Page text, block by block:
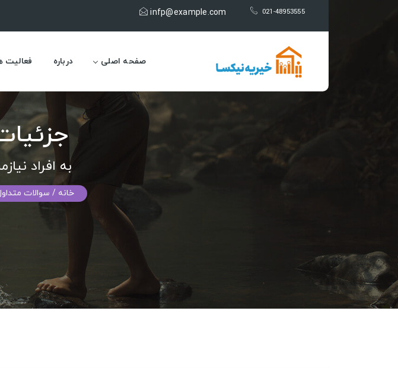
021-48953555
infp@example.com
صفحه اصلی درباره فعالیت
به افراد
خانه / سوالات